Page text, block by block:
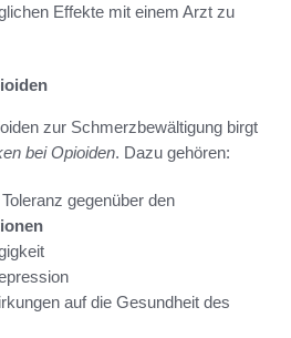
Effekte mit einem Arzt zu
zur Schmerzbewältigung birgt
bei Opioiden. Dazu gehören:
gegenüber den
auf die Gesundheit des